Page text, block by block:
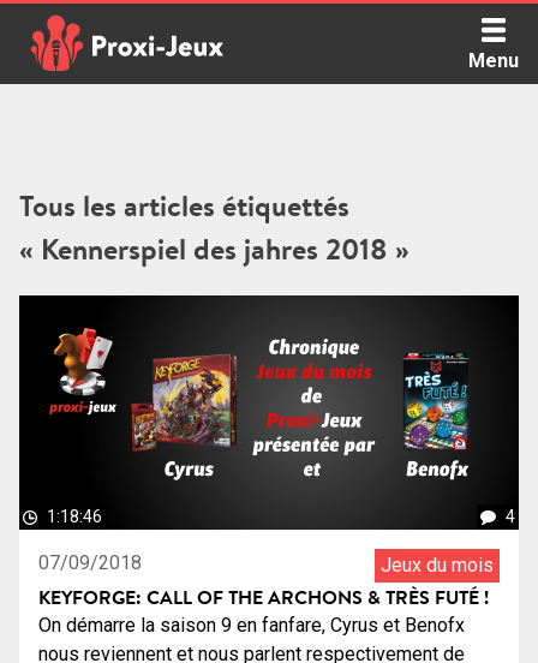
content
Menu
Tous les articles étiquettés
« Kennerspiel des jahres 2018 »
1:18:46 4
07/09/2018 Jeux du mois
KEYFORGE: CALL OF THE ARCHONS & TRÈS FUTÉ !
On démarre la saison 9 en fanfare, Cyrus et Benofx
nous reviennent et nous parlent respectivement de